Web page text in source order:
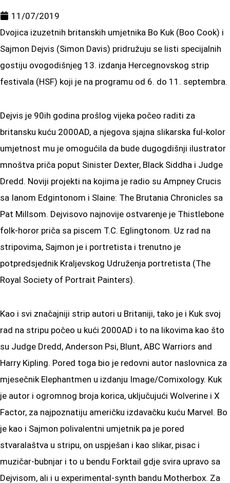
11/07/2019
Dvojica izuzetnih britanskih umjetnika Bo Kuk (Boo Cook) i
Sajmon Dejvis (Simon Davis) pridružuju se listi specijalnih
gostiju ovogodišnjeg 13. izdanja Hercegnovskog strip
festivala (HSF) koji je na programu od 6. do 11. septembra.
Dejvis je 90ih godina prošlog vijeka počeo raditi za
britansku kuću 2000AD, a njegova sjajna slikarska ful-kolor
umjetnost mu je omogućila da bude dugogdišnji ilustrator
mnoštva priča poput Sinister Dexter, Black Siddha i Judge
Dredd. Noviji projekti na kojima je radio su Ampney Crucis
sa Ianom Edgintonom i Slaine: The Brutania Chronicles sa
Pat Millsom. Dejvisovo najnovije ostvarenje je Thistlebone
folk-horor priča sa piscem T.C. Eglingtonom. Uz rad na
stripovima, Sajmon je i portretista i trenutno je
potpredsjednik Kraljevskog Udruženja portretista (The
Royal Society of Portrait Painters).
Kao i svi značajniji strip autori u Britaniji, tako je i Kuk svoj
rad na stripu počeo u kući 2000AD i to na likovima kao što
su Judge Dredd, Anderson Psi, Blunt, ABC Warriors and
Harry Kipling. Pored toga bio je redovni autor naslovnica za
mjesečnik Elephantmen u izdanju Image/Comixology. Kuk
je autor i ogromnog broja korica, uključujući Wolverine i X
Factor, za najpoznatiju američku izdavačku kuću Marvel. Bo
je kao i Sajmon polivalentni umjetnik pa je pored
stvaralaštva u stripu, on uspješan i kao slikar, pisac i
muzičar-bubnjar i to u bendu Forktail gdje svira upravo sa
Dejvisom, ali i u experimental-synth bandu Motherbox. Za